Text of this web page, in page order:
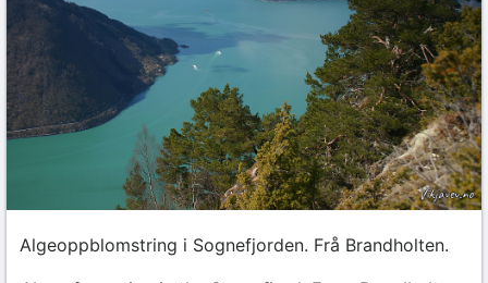
Algeoppblomstring i Sognefjorden. Frå Brandholten.